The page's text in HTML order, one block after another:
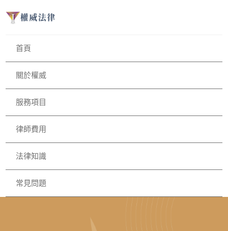
首頁
關於權威
服務項目
律師費用
法律知識
常見問題